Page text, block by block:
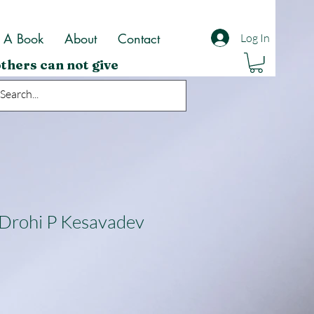
Book About Contact Log In
can not give
P Kesavadev